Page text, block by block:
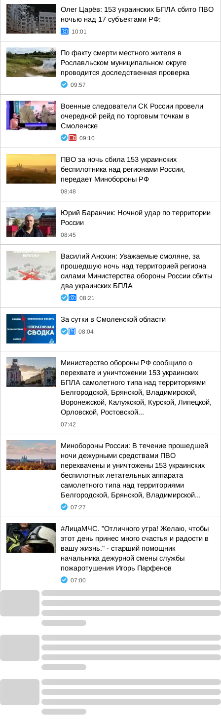
Олег Царёв: 153 украинских БПЛА сбито ПВО
ночью над 17 субъектами РФ:
10:01
По факту смерти местного жителя в
Рославльском муниципальном округе
проводится доследственная проверка
09:57
Военные следователи СК России провели
очередной рейд по торговым точкам в
Смоленске
09:10
ПВО за ночь сбила 153 украинских
беспилотника над регионами России,
передает Минобороны РФ
08:48
Юрий Баранчик: Ночной удар по территории
России
08:45
Василий Анохин: Уважаемые смоляне, за
прошедшую ночь над территорией региона
силами Министерства обороны России сбиты
два украинских БПЛА
08:21
За сутки в Смоленской области
08:04
Министерство обороны РФ сообщило о
перехвате и уничтожении 153 украинских
БПЛА самолетного типа над территориями
Белгородской, Брянской, Владимирской,
Воронежской, Калужской, Курской, Липецкой,
Орловской, Ростовской...
07:42
Минобороны России: В течение прошедшей
ночи дежурными средствами ПВО
перехвачены и уничтожены 153 украинских
беспилотных летательных аппарата
самолетного типа над территориями
Белгородской, Брянской, Владимирской...
07:27
#ЛицаМЧС. "Отличного утра! Желаю, чтобы
этот день принес много счастья и радости в
вашу жизнь." - старший помощник
начальника дежурной смены службы
пожаротушения Игорь Парфенов
07:00